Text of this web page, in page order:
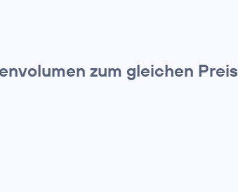
zum gleichen Preis